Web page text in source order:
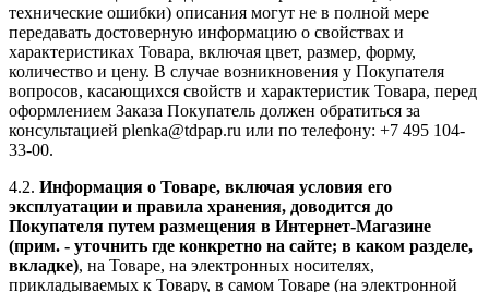
технические ошибки) описания могут не в полной мере
передавать достоверную информацию о свойствах и
характеристиках Товара, включая цвет, размер, форму,
количество и цену. В случае возникновения у Покупателя
вопросов, касающихся свойств и характеристик Товара, перед
оформлением Заказа Покупатель должен обратиться за
консультацией plenka@tdpap.ru или по телефону: +7 495 104-
33-00.
4.2. Информация о Товаре, включая условия его
эксплуатации и правила хранения, доводится до
Покупателя путем размещения в Интернет-Магазине
(прим. - уточнить где конкретно на сайте; в каком разделе,
вкладке), на Товаре, на электронных носителях,
прикладываемых к Товару, в самом Товаре (на электронной